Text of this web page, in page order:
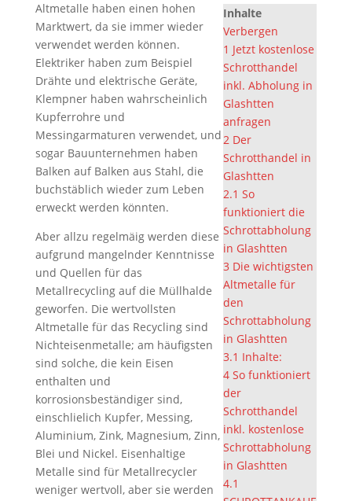
Altmetalle haben einen hohen
Marktwert, da sie immer wieder
verwendet werden können.
Elektriker haben zum Beispiel
Drähte und elektrische Geräte,
Klempner haben wahrscheinlich
Kupferrohre und
Messingarmaturen verwendet, und
sogar Bauunternehmen haben
Balken auf Balken aus Stahl, die
buchstäblich wieder zum Leben
erweckt werden könnten.
Aber allzu regelmäig werden diese
aufgrund mangelnder Kenntnisse
und Quellen für das
Metallrecycling auf die Müllhalde
geworfen. Die wertvollsten
Altmetalle für das Recycling sind
Nichteisenmetalle; am häufigsten
sind solche, die kein Eisen
enthalten und
korrosionsbeständiger sind,
einschlielich Kupfer, Messing,
Aluminium, Zink, Magnesium, Zinn,
Blei und Nickel. Eisenhaltige
Metalle sind für Metallrecycler
weniger wertvoll, aber sie werden
Inhalte
Verbergen
1 Jetzt kostenlose
Schrotthandel
inkl. Abholung in
Glashtten
anfragen
2 Der
Schrotthandel in
Glashtten
2.1 So
funktioniert die
Schrottabholung
in Glashtten
3 Die wichtigsten
Altmetalle für
den
Schrottabholung
in Glashtten
3.1 Inhalte:
4 So funktioniert
der
Schrotthandel
inkl. kostenlose
Schrottabholung
in Glashtten
4.1